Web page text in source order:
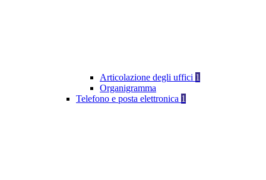
Articolazione degli uffici 1
Organigramma
Telefono e posta elettronica 1